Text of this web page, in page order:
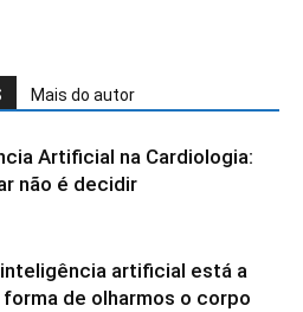
Mais do autor
Artificial na Cardiologia:
não é decidir
inteligência artificial está a
forma de olharmos o corpo